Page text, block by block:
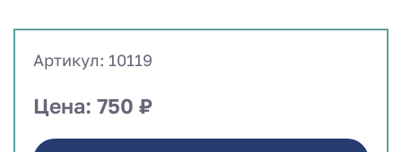
Артикул: 10119
Цена: 750 ₽